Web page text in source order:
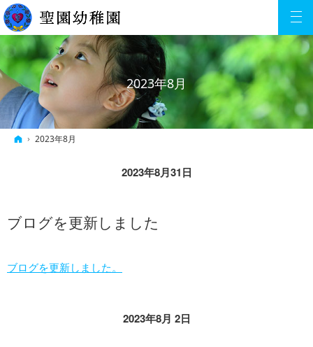
2023年8月
ホーム
2023年8月
2023年8月31日
ブログを更新しました
ブログを更新しました。
2023年8月 2日